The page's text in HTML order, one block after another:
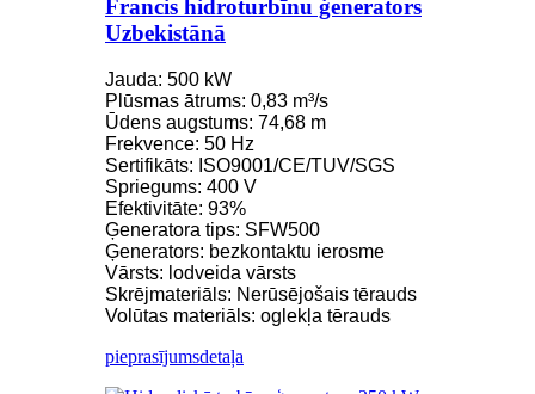
Francis hidroturbīnu ģenerators
Uzbekistānā
Jauda: 500 kW
Plūsmas ātrums: 0,83 m³/s
Ūdens augstums: 74,68 m
Frekvence: 50 Hz
Sertifikāts: ISO9001/CE/TUV/SGS
Spriegums: 400 V
Efektivitāte: 93%
Ģeneratora tips: SFW500
Ģenerators: bezkontaktu ierosme
Vārsts: lodveida vārsts
Skrējmateriāls: Nerūsējošais tērauds
Volūtas materiāls: oglekļa tērauds
pieprasījumsdetaļa